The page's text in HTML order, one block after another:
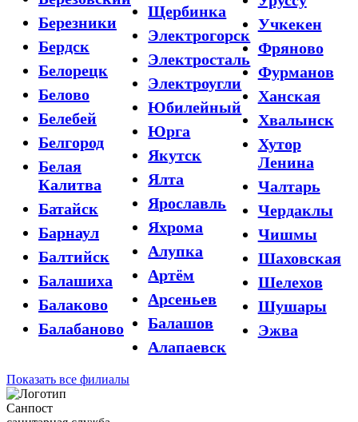
Березники
Бердск
Белорецк
Белово
Белебей
Белгород
Белая
Калитва
Батайск
Барнаул
Балтийск
Балашиха
Балаково
Балабаново
Щербинка
Электрогорск
Электросталь
Электроугли
Юбилейный
Юрга
Якутск
Ялта
Ярославль
Яхрома
Алупка
Артём
Арсеньев
Балашов
Алапаевск
Учкекен
Фряново
Фурманов
Ханская
Хвалынск
Хутор
Ленина
Чалтарь
Чердаклы
Чишмы
Шаховская
Шелехов
Шушары
Эжва
Показать все филиалы
Санпост